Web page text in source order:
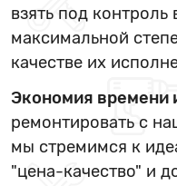
взять под контроль
максимальной
качестве их
Экономия времени
ремонтировать с
мы стремимся к
"цена-качество" и